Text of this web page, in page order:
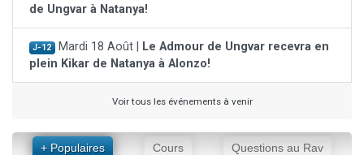
de Ungvar à Natanya!
J-12 Mardi 18 Août |
Le Admour de Ungvar recevra en
plein Kikar de Natanya à Alonzo!
Voir tous les événements à venir
+ Populaires Cours Questions au Rav